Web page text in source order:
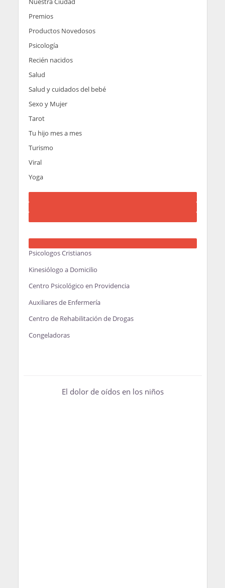
Premios
Productos Novedosos
Psicología
Recién nacidos
Salud
Salud y cuidados del bebé
Sexo y Mujer
Tarot
Tu hijo mes a mes
Turismo
Viral
Yoga
Psicologos Cristianos
Kinesiólogo a Domicilio
Centro Psicológico en Providencia
Auxiliares de Enfermería
Centro de Rehabilitación de Drogas
Congeladoras
El dolor de oídos en los niños